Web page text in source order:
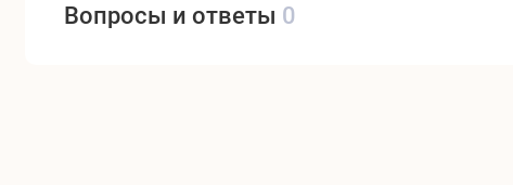
Вопросы и ответы 0